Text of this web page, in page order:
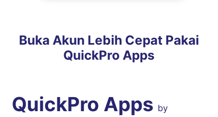
Buka Akun Lebih Cepat Pakai
QuickPro Apps
QuickPro Apps by